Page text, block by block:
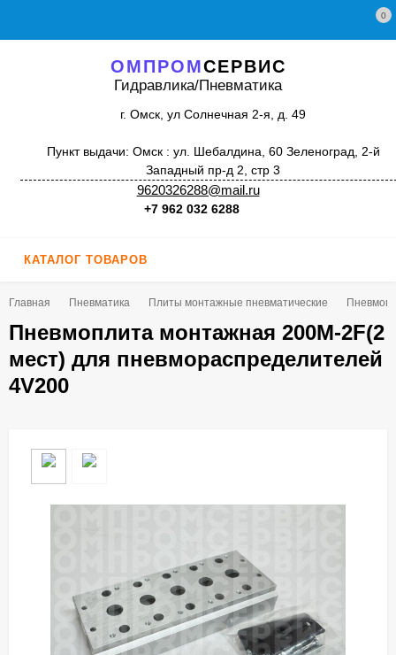
0
ОМПРОМСЕРВИС
Гидравлика/Пневматика
г. Омск, ул Солнечная 2-я, д. 49
Пункт выдачи: Омск : ул. Шебалдина, 60 Зеленоград, 2-й
Западный пр-д 2, стр 3
9620326288@mail.ru
+7 962 032 6288
КАТАЛОГ ТОВАРОВ
Главная Пневматика Плиты монтажные пневматические
Пневмоплита монтажная 200M-2F(2
мест) для пневмораспределителей
4V200